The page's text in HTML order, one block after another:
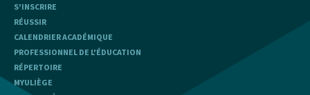
S'INSCRIRE
RÉUSSIR
CALENDRIER ACADÉMIQUE
PROFESSIONNEL DE L'ÉDUCATION
RÉPERTOIRE
MYULIÈGE